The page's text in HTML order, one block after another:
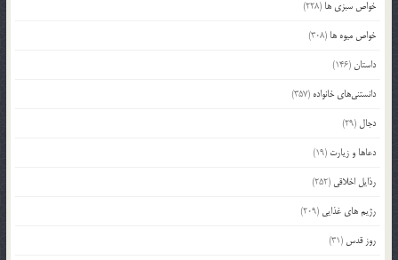
خواص سبزی ها (228)
خواص میوه ها (308)
داستان(146)
دانستنی‌های خانواده (357)
دجال (29)
دعاها و زیارت (19)
رذایل اخلاقی (252)
رژیم های غذایی (209)
روز قدس (31)